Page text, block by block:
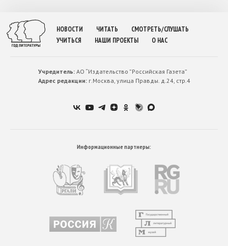
НОВОСТИ ЧИТАТЬ
СМОТРЕТЬ/СЛУШАТЬ
УЧИТЬСЯ
НАШИ ПРОЕКТЫ О НАС
Учредитель:АО “Издательство ”Российская Газета”
Адрес редакции:г.Москва, улица Правды. д.24, стр.4
Информационные партнеры: